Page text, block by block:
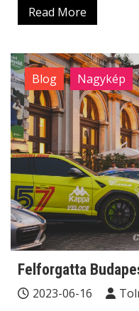
Read More
Blog Nagykép
Felforgatta
2023-06-16